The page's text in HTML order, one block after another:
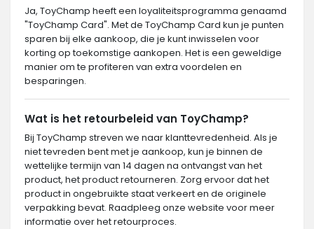
Ja, ToyChamp heeft een loyaliteitsprogramma genaamd
"ToyChamp Card". Met de ToyChamp Card kun je punten
sparen bij elke aankoop, die je kunt inwisselen voor
korting op toekomstige aankopen. Het is een geweldige
manier om te profiteren van extra voordelen en
besparingen.
Wat is het retourbeleid van ToyChamp?
Bij ToyChamp streven we naar klanttevredenheid. Als je
niet tevreden bent met je aankoop, kun je binnen de
wettelijke termijn van 14 dagen na ontvangst van het
product, het product retourneren. Zorg ervoor dat het
product in ongebruikte staat verkeert en de originele
verpakking bevat. Raadpleeg onze website voor meer
informatie over het retourproces.